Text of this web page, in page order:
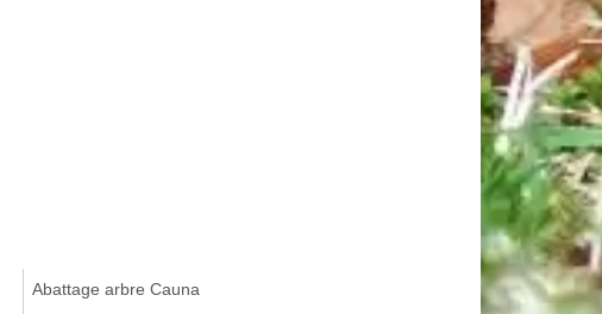
Abattage arbre Cauna